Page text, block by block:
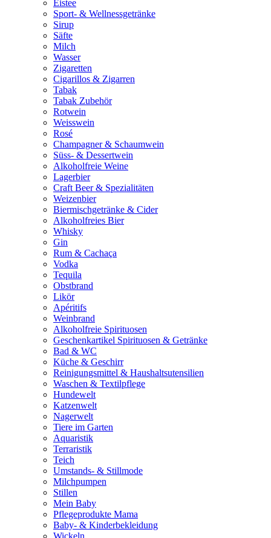
Eistee
Sport- & Wellnessgetränke
Sirup
Säfte
Milch
Wasser
Zigaretten
Cigarillos & Zigarren
Tabak
Tabak Zubehör
Rotwein
Weisswein
Rosé
Champagner & Schaumwein
Süss- & Dessertwein
Alkoholfreie Weine
Lagerbier
Craft Beer & Spezialitäten
Weizenbier
Biermischgetränke & Cider
Alkoholfreies Bier
Whisky
Gin
Rum & Cachaça
Vodka
Tequila
Obstbrand
Likör
Apéritifs
Weinbrand
Alkoholfreie Spirituosen
Geschenkartikel Spirituosen & Getränke
Bad & WC
Küche & Geschirr
Reinigungsmittel & Haushaltsutensilien
Waschen & Textilpflege
Hundewelt
Katzenwelt
Nagerwelt
Tiere im Garten
Aquaristik
Terraristik
Teich
Umstands- & Stillmode
Milchpumpen
Stillen
Mein Baby
Pflegeprodukte Mama
Baby- & Kinderbekleidung
Wickeln